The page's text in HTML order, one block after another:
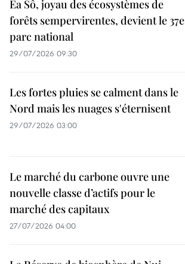
Ea Sô, joyau des écosystèmes de
forêts sempervirentes, devient le 37e
parc national
29/07/2026 09:30
Les fortes pluies se calment dans le
Nord mais les nuages s'éternisent
29/07/2026 03:00
Le marché du carbone ouvre une
nouvelle classe d’actifs pour le
marché des capitaux
27/07/2026 04:00